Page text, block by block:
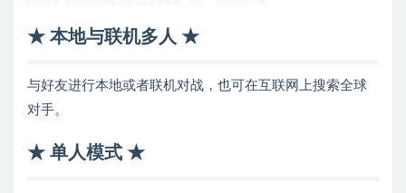
★ 本地与联机多人 ★
与好友进行本地或者联机对战，也可在互联网上搜索全球
对手。
★ 单人模式 ★